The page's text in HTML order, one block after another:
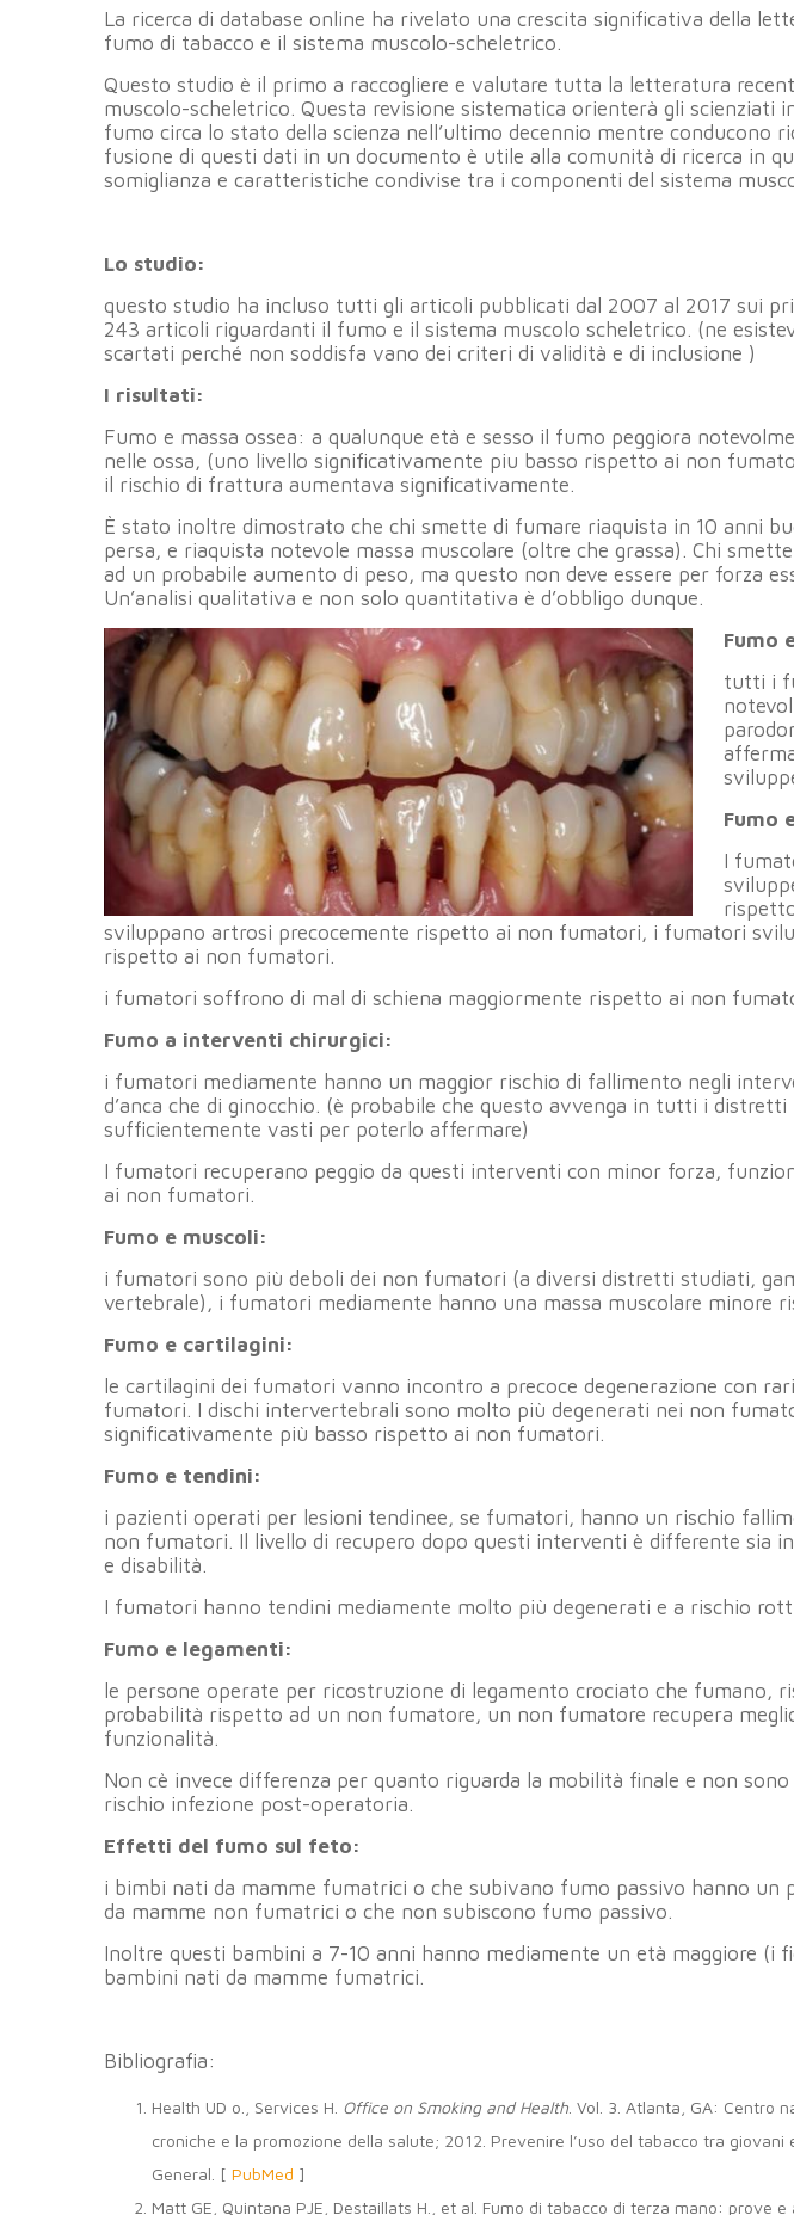
La ricerca di database online ha rivelato una crescita significativa della
fumo di tabacco e il sistema muscolo-scheletrico.
Questo studio è il primo a raccogliere e valutare tutta la letteratura
muscolo-scheletrico. Questa revisione sistematica orienterà gli scienziati
fumo circa lo stato della scienza nell’ultimo decennio mentre conducono
fusione di questi dati in un documento è utile alla comunità di ricerca in
somiglianza e caratteristiche condivise tra i componenti del sistema
Lo studio:
questo studio ha incluso tutti gli articoli pubblicati dal 2007 al 2017 sui
243 articoli riguardanti il fumo e il sistema muscolo scheletrico. (ne
scartati perché non soddisfa vano dei criteri di validità e di inclusione )
I risultati:
Fumo e massa ossea: a qualunque età e sesso il fumo peggiora
nelle ossa, (uno livello significativamente piu basso rispetto ai non
il rischio di frattura aumentava significativamente.
È stato inoltre dimostrato che chi smette di fumare riaquista in 10 anni
persa, e riaquista notevole massa muscolare (oltre che grassa). Chi
ad un probabile aumento di peso, ma questo non deve essere per forza
Un’analisi qualitativa e non solo quantitativa è d’obbligo dunque.
Fumo
tutti i
Fumo
I
sviluppano artrosi precocemente rispetto ai non fumatori, i fumatori
rispetto ai non fumatori.
i fumatori soffrono di mal di schiena maggiormente rispetto ai non
Fumo a interventi chirurgici:
i fumatori mediamente hanno un maggior rischio di fallimento negli
d’anca che di ginocchio. (è probabile che questo avvenga in tutti i
sufficientemente vasti per poterlo affermare)
I fumatori recuperano peggio da questi interventi con minor forza,
ai non fumatori.
Fumo e muscoli:
i fumatori sono più deboli dei non fumatori (a diversi distretti studiati,
vertebrale), i fumatori mediamente hanno una massa muscolare minore
Fumo e cartilagini:
le cartilagini dei fumatori vanno incontro a precoce degenerazione con
fumatori. I dischi intervertebrali sono molto più degenerati nei non
significativamente più basso rispetto ai non fumatori.
Fumo e tendini:
i pazienti operati per lesioni tendinee, se fumatori, hanno un rischio
non fumatori. Il livello di recupero dopo questi interventi è differente sia
e disabilità.
I fumatori hanno tendini mediamente molto più degenerati e a rischio
Fumo e legamenti:
le persone operate per ricostruzione di legamento crociato che fumano,
probabilità rispetto ad un non fumatore, un non fumatore recupera
funzionalità.
Non cè invece differenza per quanto riguarda la mobilità finale e non
rischio infezione post-operatoria.
Effetti del fumo sul feto:
i bimbi nati da mamme fumatrici o che subivano fumo passivo hanno un
da mamme non fumatrici o che non subiscono fumo passivo.
Inoltre questi bambini a 7-10 anni hanno mediamente un età maggiore (i
bambini nati da mamme fumatrici.
Bibliografia:
Health UD o., Services H. Office on Smoking and Health . Vol. 3. Atlanta, GA: Centro
croniche e la promozione della salute; 2012. Prevenire l’uso del tabacco tra
General. [ PubMed ]
Matt GE, Quintana PJE, Destaillats H., et al. Fumo di tabacco di terza mano: prove